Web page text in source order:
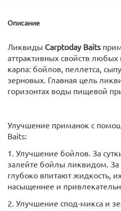
Описание
Ликвиды Carptoday Baits
аттрактивных свойств
карпа: бойлов, пеллетса,
зерновых. Главная цель
горизонтах воды пищевой
Улучшение приманок с
Baits:
1. Улучшение бойлов. За
залейте бойлы ликвидом.
глубоко впитают жидкость,
насыщеннее и
2. Улучшение спод-микса и